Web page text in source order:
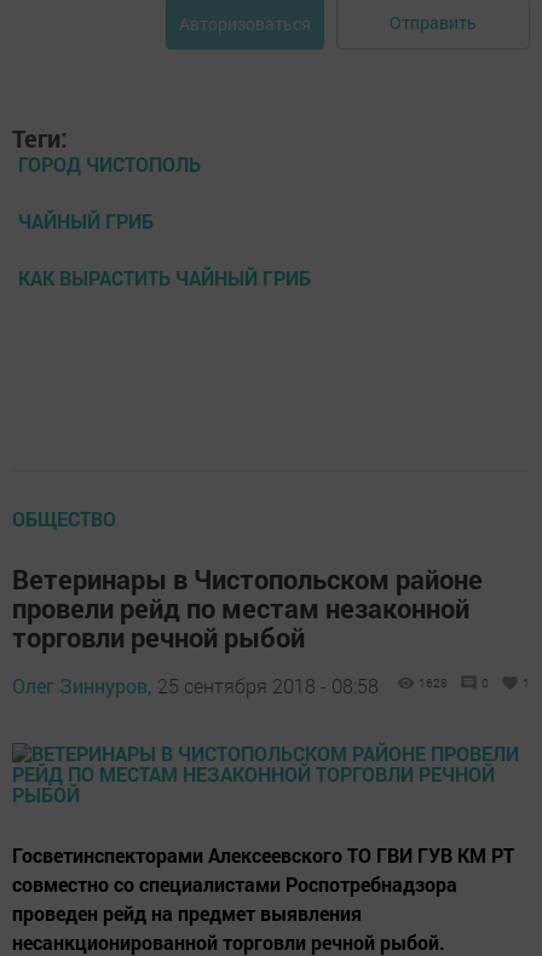
Авторизоваться Отправить
Теги:
ГОРОД ЧИСТОПОЛЬ
ЧАЙНЫЙ ГРИБ
КАК ВЫРАСТИТЬ ЧАЙНЫЙ ГРИБ
ОБЩЕСТВО
Ветеринары в Чистопольском районе
провели рейд по местам незаконной
торговли речной рыбой
Олег Зиннуров, 25 сентября 2018 - 08:58 1628 0 1
Госветинспекторами Алексеевского ТО ГВИ ГУВ КМ РТ
совместно со специалистами Роспотребнадзора
проведен рейд на предмет выявления
несанкционированной торговли речной рыбой.